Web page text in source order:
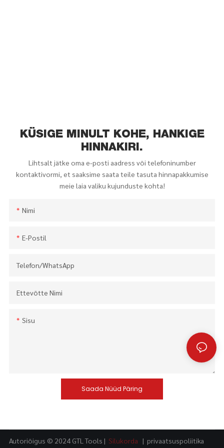
KÜSIGE MINULT KOHE, HANKIGE
HINNAKIRI.
Lihtsalt jätke oma e-posti aadress või telefoninumber
kontaktivormi, et saaksime saata teile tasuta hinnapakkumise
meie laia valiku kujunduste kohta!
Nimi
E-Postil
Telefon/WhatsApp
Ettevõtte Nimi
Sisu
Saada Nüüd Päring
Autoriõigus © 2024 GTL Tools | Silukorda | privaatsuspoliitika